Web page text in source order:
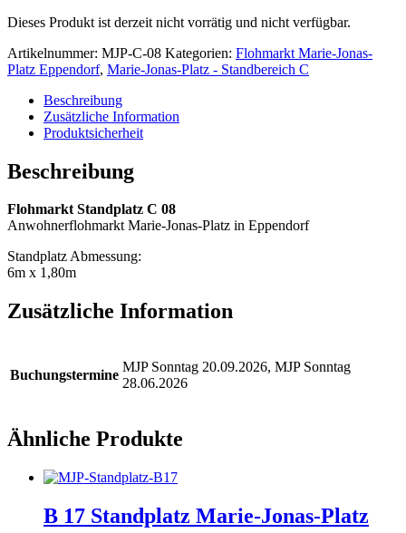
Dieses Produkt ist derzeit nicht vorrätig und nicht verfügbar.
Artikelnummer: MJP-C-08 Kategorien: Flohmarkt Marie-Jonas-
Platz Eppendorf, Marie-Jonas-Platz - Standbereich C
Beschreibung
Zusätzliche Information
Produktsicherheit
Beschreibung
Flohmarkt Standplatz C 08
Anwohnerflohmarkt Marie-Jonas-Platz in Eppendorf
Standplatz Abmessung:
6m x 1,80m
Zusätzliche Information
Buchungstermine
MJP Sonntag 20.09.2026, MJP Sonntag
28.06.2026
Ähnliche Produkte
B 17 Standplatz Marie-Jonas-Platz